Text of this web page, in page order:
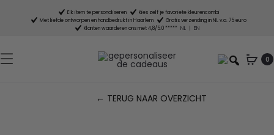
Elk item te personaliseren
Kies zelf je favoriete kleurencombi
Met liefde ontworpen en handbedrukt in Haarlem
Gratis verzending in NL v.a. 75 euro
Klanten waarderen ons met 4,8/5.0 ***** NL EN
0
← TERUG NAAR OVERZICHT